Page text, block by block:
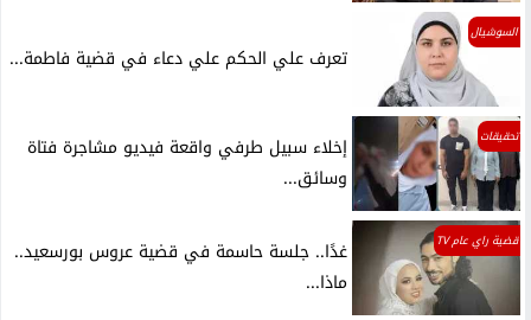
السوشيال
تعرف علي الحكم علي دعاء في قضية فاطمة...
تحقيقات
إخلاء سبيل طرفي واقعة فيديو مشاجرة فتاة
وسائق...
قضية راي عام TV
غدًا.. جلسة حاسمة في قضية عروس بورسعيد..
ماذا...